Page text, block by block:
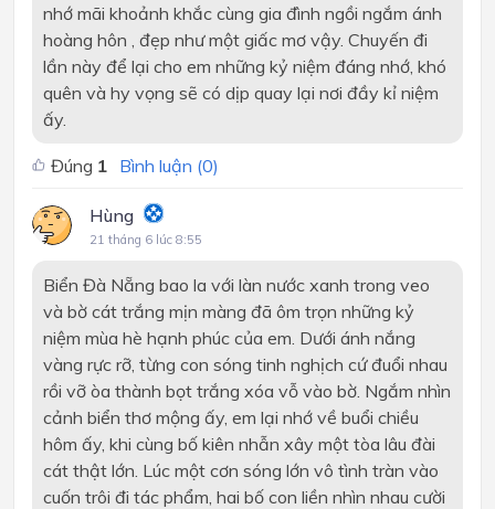
nhớ mãi khoảnh khắc cùng gia đình ngồi ngắm ánh
hoàng hôn , đẹp như một giấc mơ vậy. Chuyến đi
lần này để lại cho em những kỷ niệm đáng nhớ, khó
quên và hy vọng sẽ có dịp quay lại nơi đầy kỉ niệm
ấy.
Đúng 1 Bình luận (0)
Hùng
21 tháng 6 lúc 8:55
Biển Đà Nẵng bao la với làn nước xanh trong veo
và bờ cát trắng mịn màng đã ôm trọn những kỷ
niệm mùa hè hạnh phúc của em. Dưới ánh nắng
vàng rực rỡ, từng con sóng tinh nghịch cứ đuổi nhau
rồi vỡ òa thành bọt trắng xóa vỗ vào bờ. Ngắm nhìn
cảnh biển thơ mộng ấy, em lại nhớ về buổi chiều
hôm ấy, khi cùng bố kiên nhẫn xây một tòa lâu đài
cát thật lớn. Lúc một cơn sóng lớn vô tình tràn vào
cuốn trôi đi tác phẩm, hai bố con liền nhìn nhau cười